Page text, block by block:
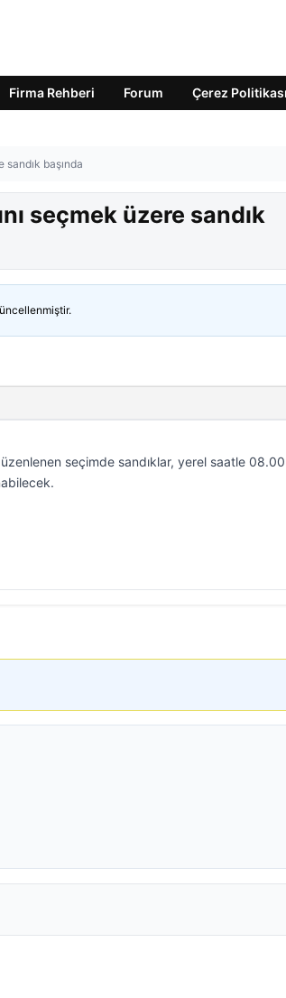
Firma Rehberi Forum Çerez Politikası
başında
seçmek üzere sandık
seçimde sandıklar, yerel saatle 08.00